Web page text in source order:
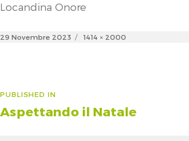
Locandina Onore
Posted
29 Novembre 2023
Full
1414 × 2000
Navigazione
articoli
PUBLISHED IN
Aspettando il Natale